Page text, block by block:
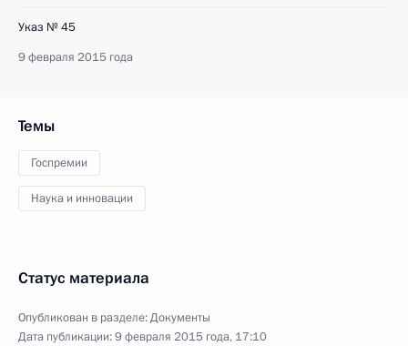
Указ № 45
9 февраля 2015 года
Темы
Госпремии
Наука и инновации
Статус материала
Опубликован в разделе:Документы
Дата публикации:9 февраля 2015 года, 17:10